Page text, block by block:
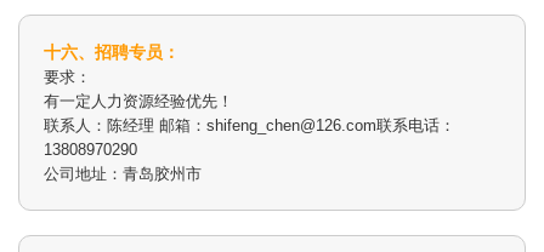
十六、招聘专员：
要求：
有一定人力资源经验优先！
联系人：陈经理 邮箱：shifeng_chen@126.com联系电话：
13808970290
公司地址：青岛胶州市